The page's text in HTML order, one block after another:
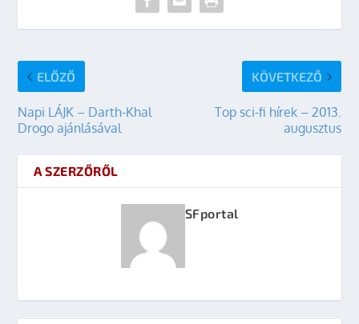
ELŐZŐ
Napi LÁJK – Darth-Khal
Drogo ajánlásával
KÖVETKEZŐ
Top sci-fi hírek – 2013.
augusztus
A SZERZŐRŐL
SFportal